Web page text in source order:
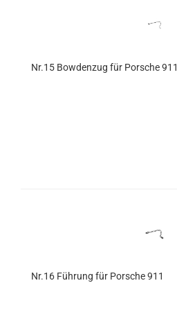
Nr.15 Bowdenzug für Porsche 911
Nr.16 Führung für Porsche 911